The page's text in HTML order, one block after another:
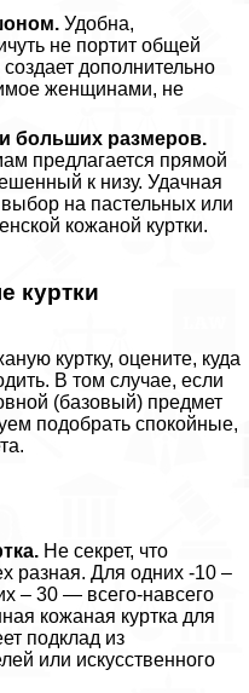
Удобна,
не портит общей
дополнительно
женщинами, не
больших размеров.
предлагается прямой
к низу. Удачная
на пастельных или
кожаной куртки.
куртки
куртку, оцените, куда
В том случае, если
(базовый) предмет
подобрать спокойные,
Не секрет, что
разная. Для одних -10 –
– 30 — всего-навсего
кожаная куртка для
подклад из
или искусственного